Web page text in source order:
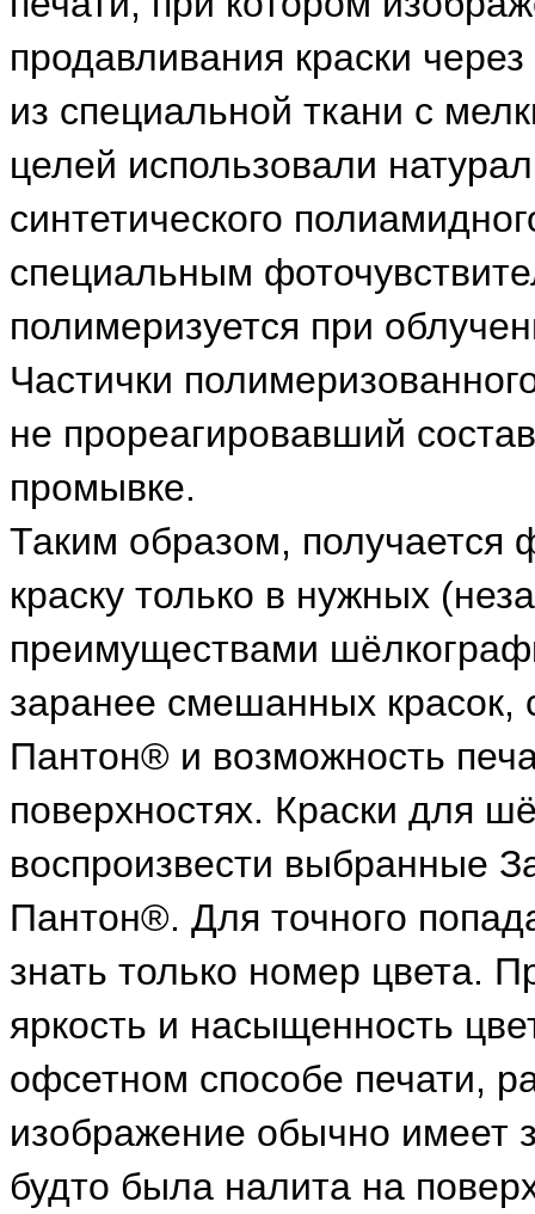
продавливания краски
из специальной ткани с
целей использовали
синтетического
специальным
полимеризуется при
Частички
не прореагировавший
промывке.
Таким образом,
краску только в нужных
преимуществами
заранее смешанных красок,
Пантон® и возможность
поверхностях. Краски для
воспроизвести выбранные
Пантон®. Для точного
знать только номер цвета.
яркость и насыщенность
офсетном способе печати,
изображение обычно имеет
будто была налита на